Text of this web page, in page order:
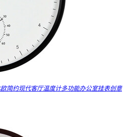
简约现代客厅温度计多功能办公室挂表创意